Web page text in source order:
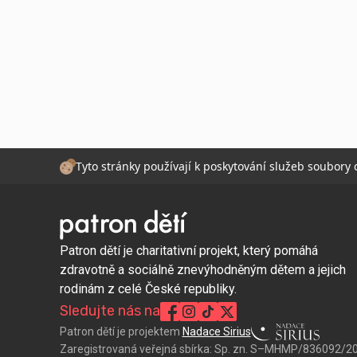
Tyto stránky používají k poskytování služeb
Patron dětí je charitativní projekt, který pomáhá
zdravotně a sociálně znevýhodněným dětem a jejich
rodinám z celé České republiky.
Sledujte nás na
Patron dětí je projektem Nadace Sirius
Zaregistrovaná veřejná sbírka: Sp. zn. S–MHMP/836092/